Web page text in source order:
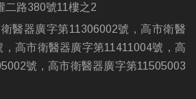
二路380號11樓之2
醫器廣字第11306002號，高市衛醫
高市衛醫器廣字第11411004號，高
號，高市衛醫器廣字第11505003